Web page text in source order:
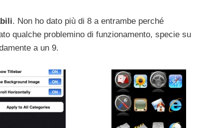
. Non ho dato più di 8 a entrambe perché
qualche problemino di funzionamento, specie su
a un 9.